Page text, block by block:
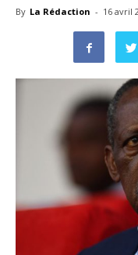
By La Rédaction - 16 avril